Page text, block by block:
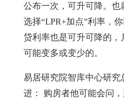
公布一次，可升可降。也
选择“LPR+加点”利率，
贷利率也是可升可降的，
可能变多或变少的。
易居研究院智库中心研究
进： 购房者他可能会问